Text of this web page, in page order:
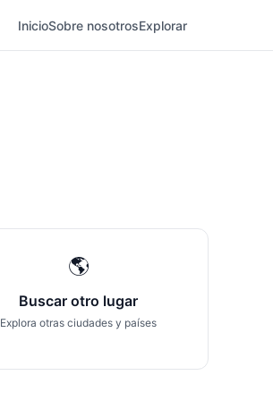
InicioSobre nosotrosExplorar
🌎
Buscar otro lugar
Explora otras ciudades y países